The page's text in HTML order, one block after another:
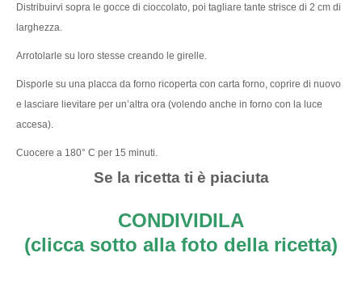
Distribuirvi sopra le gocce di cioccolato, poi tagliare tante strisce di 2 cm di
larghezza.
Arrotolarle su loro stesse creando le girelle.
Disporle su una placca da forno ricoperta con carta forno, coprire di nuovo
e lasciare lievitare per un’altra ora (volendo anche in forno con la luce
accesa).
Cuocere a 180° C per 15 minuti.
Se la ricetta ti è piaciuta
CONDIVIDILA
(clicca sotto alla foto della ricetta)